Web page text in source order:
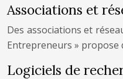
Associations et
Des associations et
Entrepreneurs » propose
Logiciels de